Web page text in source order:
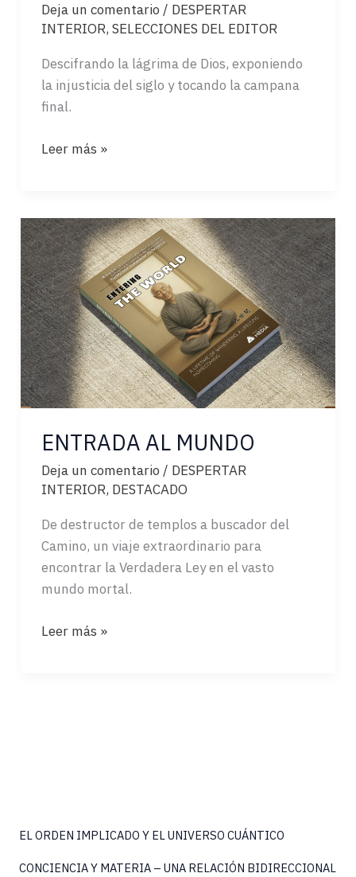
Deja un comentario / DESPERTAR
INTERIOR, SELECCIONES DEL EDITOR
Descifrando la lágrima de Dios, exponiendo
la injusticia del siglo y tocando la campana
final.
LAS
Leer más »
ENTRADA AL MUNDO
Deja un comentario / DESPERTAR
INTERIOR, DESTACADO
De destructor de templos a buscador del
Camino, un viaje extraordinario para
encontrar la Verdadera Ley en el vasto
mundo mortal.
ENTRADA
Leer más »
EL ORDEN IMPLICADO Y EL UNIVERSO CUÁNTICO
CONCIENCIA Y MATERIA – UNA RELACIÓN BIDIRECCIONAL